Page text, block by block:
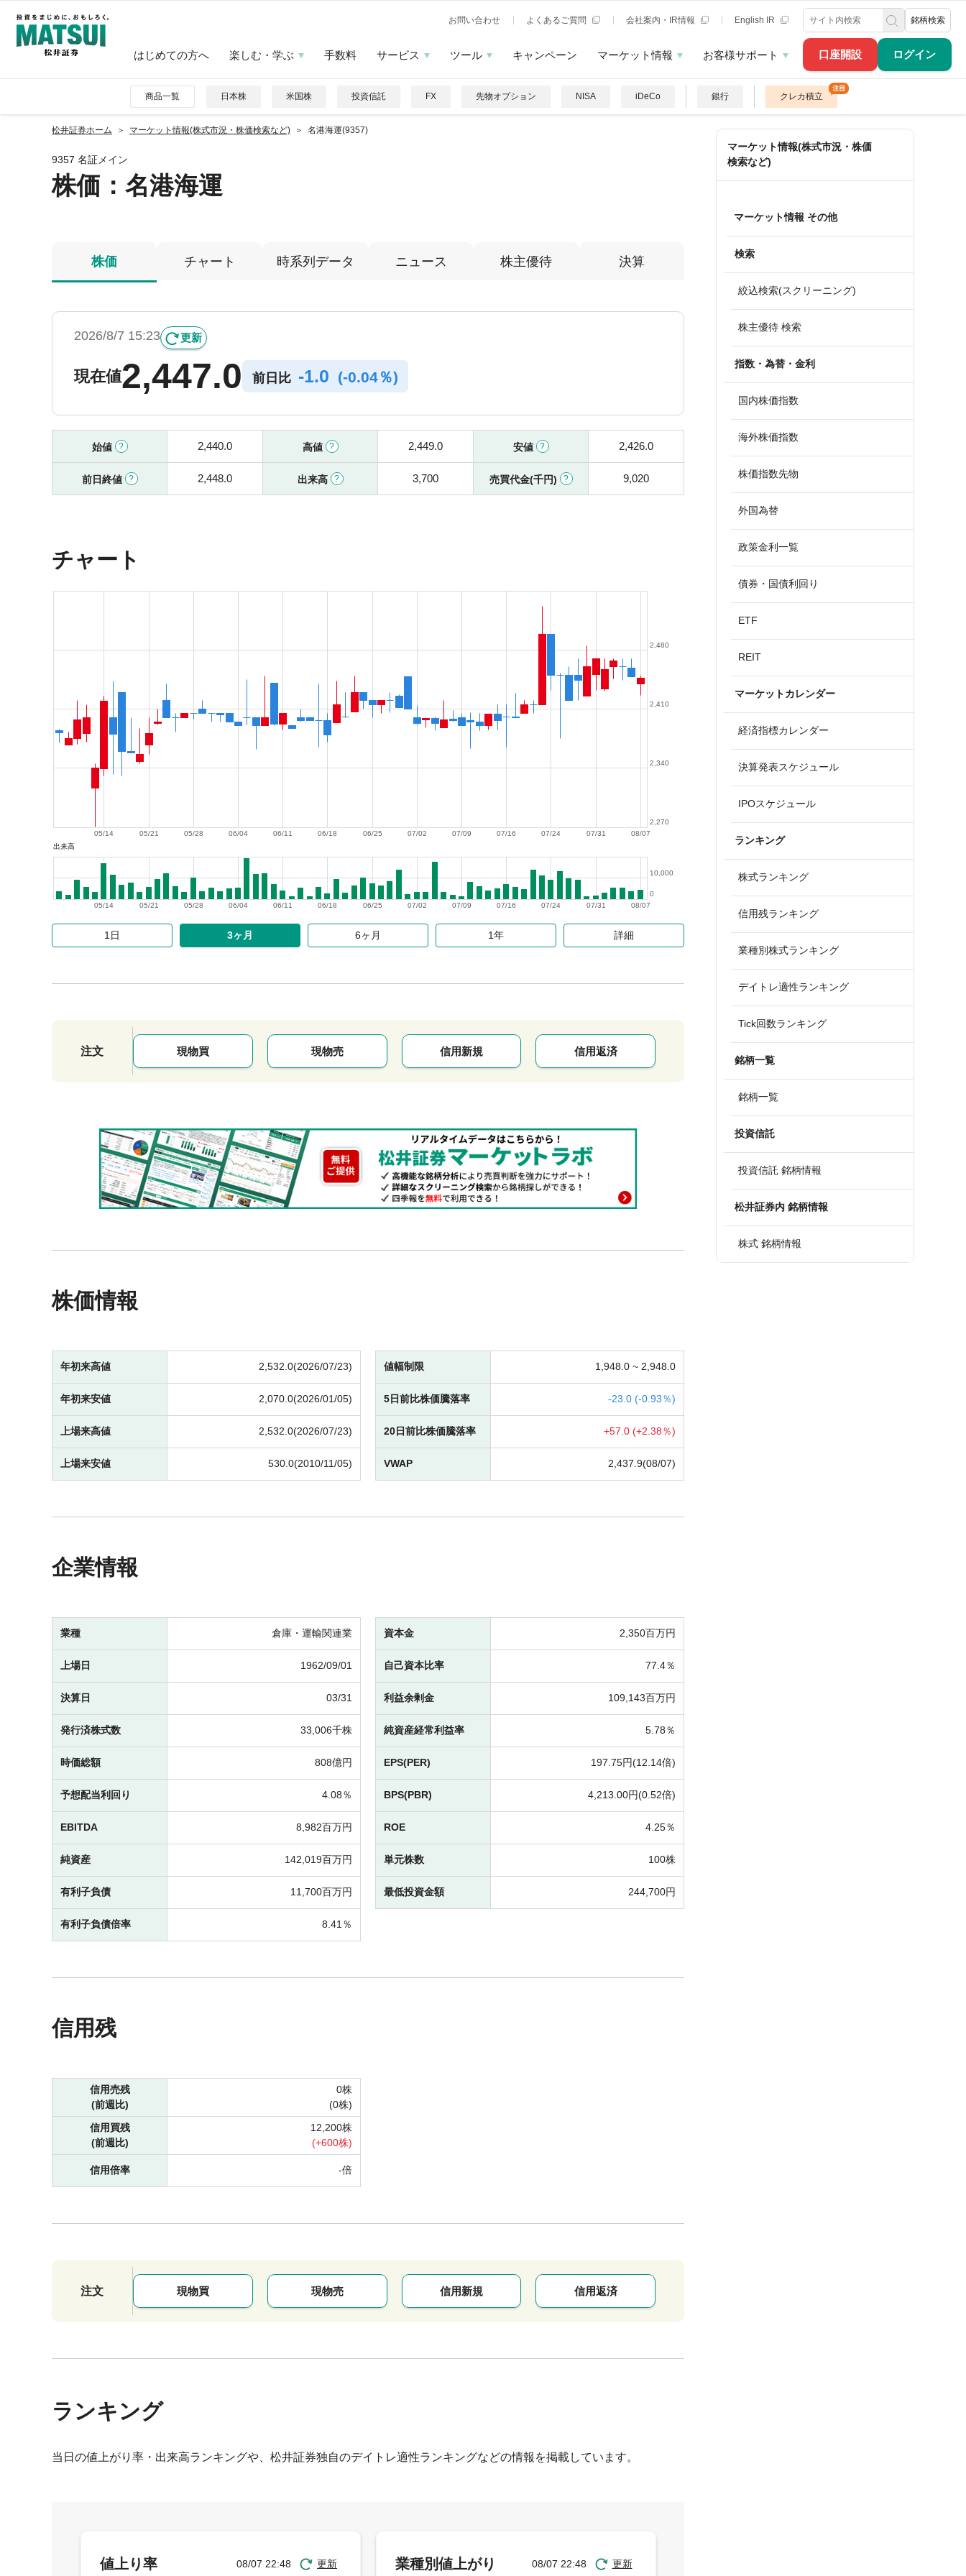
口座開設 ログイン
お問い合わせ よくあるご質問 会社案内・IR情報 English IR 銘柄検索
はじめての方へ 楽しむ・学ぶ 手数料 サービス ツール キャンペーン マーケット情報 お客様サポート
商品一覧 日本株 米国株 投資信託 FX 先物オプション NISA iDeCo 銀行 クレカ積立
松井証券ホーム マーケット情報(株式市況・株価検索など) 名港海運(9357)
9357 名証メイン
株価 ：名港海運
株価 チャート 時系列データ ニュース 株主優待 決算
2026/8/7 15:23 更新
現在値2,447.0 前日比 -1.0 (-0.04％)
始値 2,440.0 高値 2,449.0 安値 2,426.0
前日終値 2,448.0 出来高 3,700 売買代金(千円) 9,020
チャート
08/07
07/31
07/24
07/16
07/09
07/02
06/25
06/18
06/11
06/04
05/28
05/21
05/14
2,270
2,340
2,410
2,480
出来高
08/07
07/31
07/24
07/16
07/09
07/02
06/25
06/18
06/11
06/04
05/28
05/21
05/14
0
10,000
1日 3ヶ月 6ヶ月 1年 詳細
注文 現物買 現物売 信用新規 信用返済
株価情報
年初来高値 2,532.0(2026/07/23)
年初来安値 2,070.0(2026/01/05)
上場来高値 2,532.0(2026/07/23)
上場来安値 530.0(2010/11/05)
値幅制限 1,948.0 ~ 2,948.0
5日前比株価騰落率 -23.0 (-0.93％)
20日前比株価騰落率 +57.0 (+2.38％)
VWAP 2,437.9(08/07)
企業情報
業種 倉庫・運輸関連業
上場日 1962/09/01
決算日 03/31
発行済株式数 33,006千株
時価総額 808億円
予想配当利回り 4.08％
EBITDA 8,982百万円
純資産 142,019百万円
有利子負債 11,700百万円
有利子負債倍率 8.41％
資本金 2,350百万円
自己資本比率 77.4％
利益余剰金 109,143百万円
純資産経常利益率 5.78％
EPS(PER) 197.75円(12.14倍)
BPS(PBR) 4,213.00円(0.52倍)
ROE 4.25％
単元株数 100株
最低投資金額 244,700円
信用残
信用売残
(前週比)
0株
(0株)
信用買残
(前週比)
12,200株
(+600株)
信用倍率 -倍
注文 現物買 現物売 信用新規 信用返済
ランキング
当日の値上がり率・出来高ランキングや、松井証券独自のデイトレ適性ランキングなどの情報を掲載しています。
マーケット情報(株式市況・株価
検索など)
マーケット情報 その他
検索
絞込検索(スクリーニング)
株主優待 検索
指数・為替・金利
国内株価指数
海外株価指数
株価指数先物
外国為替
政策金利一覧
債券・国債利回り
ETF
REIT
マーケットカレンダー
経済指標カレンダー
決算発表スケジュール
IPOスケジュール
ランキング
株式ランキング
信用残ランキング
業種別株式ランキング
デイトレ適性ランキング
Tick回数ランキング
銘柄一覧
銘柄一覧
投資信託
投資信託 銘柄情報
松井証券内 銘柄情報
株式 銘柄情報